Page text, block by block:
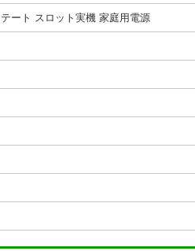
ート スロット実機 家庭用電源